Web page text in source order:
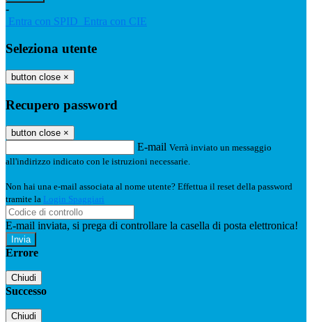
-
Entra con SPID Entra con CIE
Seleziona utente
button close ×
Recupero password
button close ×
E-mail Verrà inviato un messaggio
all'indirizzo indicato con le istruzioni necessarie.
Non hai una e-mail associata al nome utente? Effettua il reset della password
tramite la Login Spaggiari
E-mail inviata, si prega di controllare la casella di posta elettronica!
Errore
Chiudi
Successo
Chiudi